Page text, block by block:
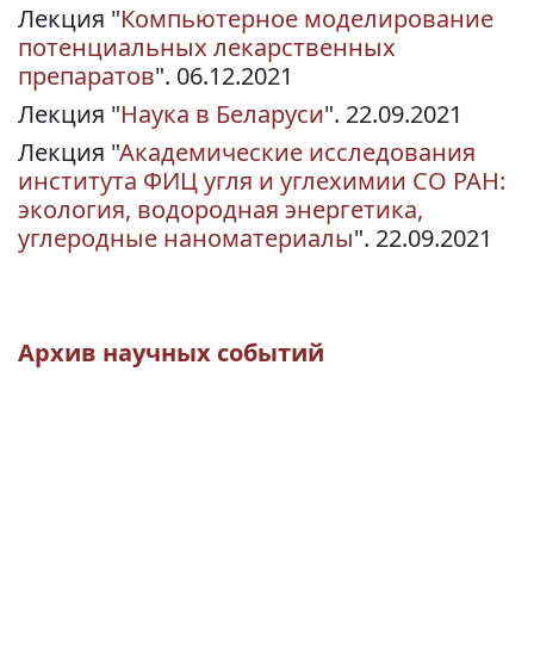
Лекция "Компьютерное моделирование
потенциальных лекарственных
препаратов". 06.12.2021
Лекция "Наука в Беларуси". 22.09.2021
Лекция "Академические исследования
института ФИЦ угля и углехимии СО РАН:
экология, водородная энергетика,
углеродные наноматериалы". 22.09.2021
Архив научных событий